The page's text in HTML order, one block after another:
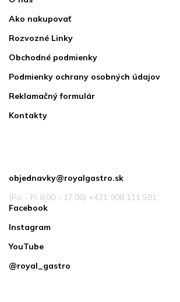
Ako nakupovať
Rozvozné Linky
Obchodné podmienky
Podmienky ochrany osobných údajov
Reklamačný formulár
Kontakty
objednavky@royalgastro.sk
(Po - Pi 8:00 - 17:00) +421 908 111 501
Facebook
Instagram
YouTube
@royal_gastro